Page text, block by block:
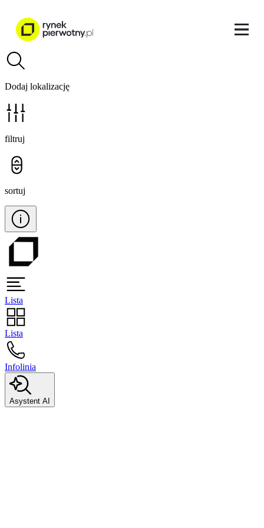
Dodaj lokalizację
filtruj
sortuj
Lista
Lista
Infolinia
Asystent AI